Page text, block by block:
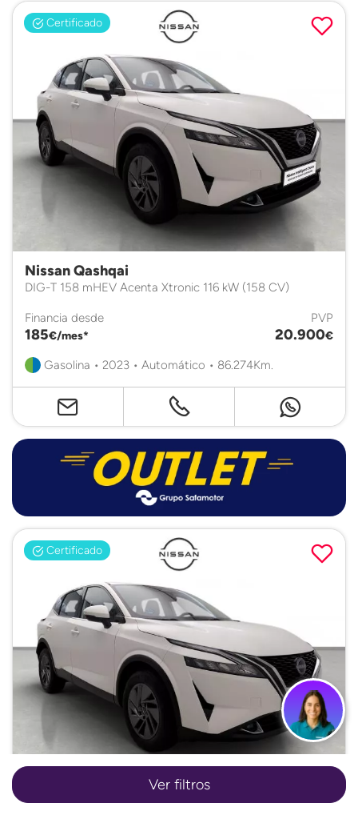
Certificado
Nissan Qashqai
DIG-T 158 mHEV Acenta Xtronic 116 kW (158 CV)
Financia desde
185€/mes*
PVP
20.900€
Gasolina • 2023 • Automático • 86.274Km.
Certificado
Nissan Qashqai
Ver filtros